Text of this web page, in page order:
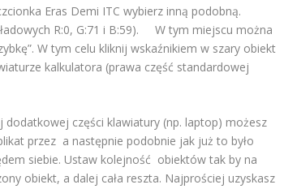
Eras Demi ITC wybierz inną podobną.
R:0, G:71 i B:59). W tym miejscu można
W tym celu kliknij wskaźnikiem w szary obiekt
kalkulatora (prawa część standardowej
części klawiatury (np. laptop) możesz
przez a następnie podobnie jak już to było
siebie. Ustaw kolejność obiektów tak by na
obiekt, a dalej cała reszta. Najprościej uzyskasz